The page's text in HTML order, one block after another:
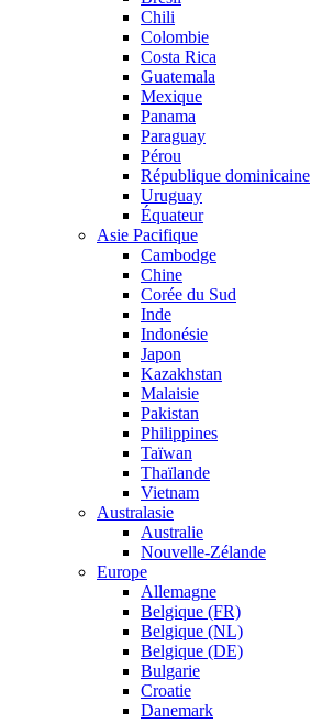
Chili
Colombie
Costa Rica
Guatemala
Mexique
Panama
Paraguay
Pérou
République dominicaine
Uruguay
Équateur
Asie Pacifique
Cambodge
Chine
Corée du Sud
Inde
Indonésie
Japon
Kazakhstan
Malaisie
Pakistan
Philippines
Taïwan
Thaïlande
Vietnam
Australasie
Australie
Nouvelle-Zélande
Europe
Allemagne
Belgique (FR)
Belgique (NL)
Belgique (DE)
Bulgarie
Croatie
Danemark